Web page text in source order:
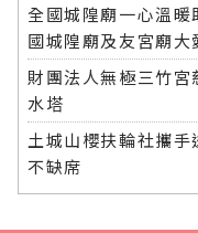
全國城隍廟一心溫
國城隍廟及友宮廟大
財團法人無極三竹
水塔
土城山櫻扶輪社攜
不缺席